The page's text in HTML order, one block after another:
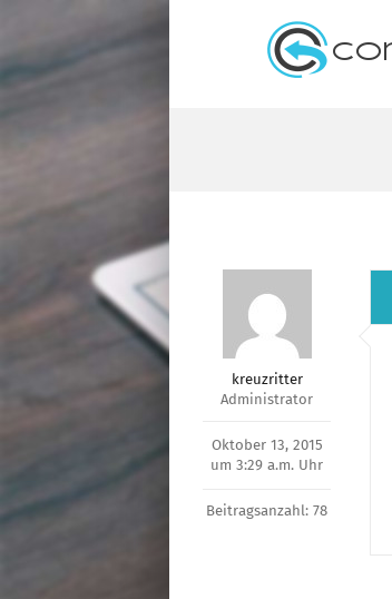
springen
kreuzritter
Administrator
Oktober 13, 2015
um 3:29 a.m. Uhr
Beitragsanzahl: 78